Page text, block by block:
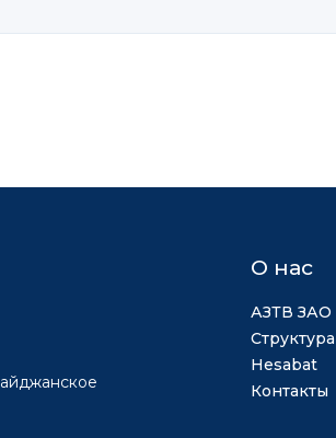
О нас
АЗТВ ЗАО
Структура
Hesabat
Контакты